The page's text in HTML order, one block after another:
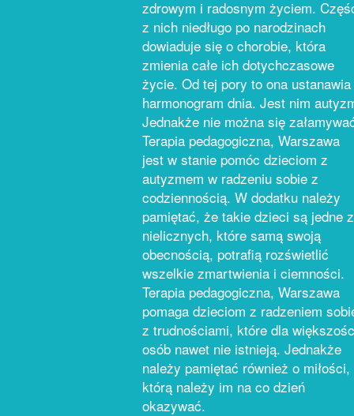
zdrowym i radosnym życiem.
z nich niedługo po narodzinach
dowiaduje się o chorobie, która
zmienia całe ich dotychczasowe
życie. Od tej pory to ona ustanawia
harmonogram dnia. Jest nim
Jednakże nie można się
Terapia pedagogiczna, Warszawa
jest w stanie pomóc dzieciom z
autyzmem w radzeniu sobie z
codziennością. W dodatku należy
pamiętać, że takie dzieci są jedne z
nielicznych, które samą swoją
obecnością, potrafią rozświetlić
wszelkie zmartwienia i ciemności.
Terapia pedagogiczna, Warszawa
pomaga dzieciom z radzeniem
z trudnościami, które dla
osób nawet nie istnieją. Jednakże
należy pamiętać również o miłości,
którą należy im na co dzień
okazywać.